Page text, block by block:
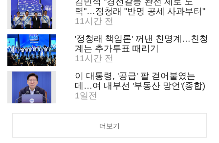
력"…정청래 "반명 공세 사과부터"
11시간 전
'정청래 책임론' 꺼낸 친명계…친청
계는 추가투표 때리기
11시간 전
이 대통령, '공급' 팔 걷어붙였는
데…여 내부선 '부동산 망언'(종합)
1일전
더보기